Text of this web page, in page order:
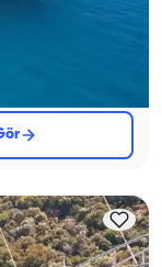
Koylarında Keşif